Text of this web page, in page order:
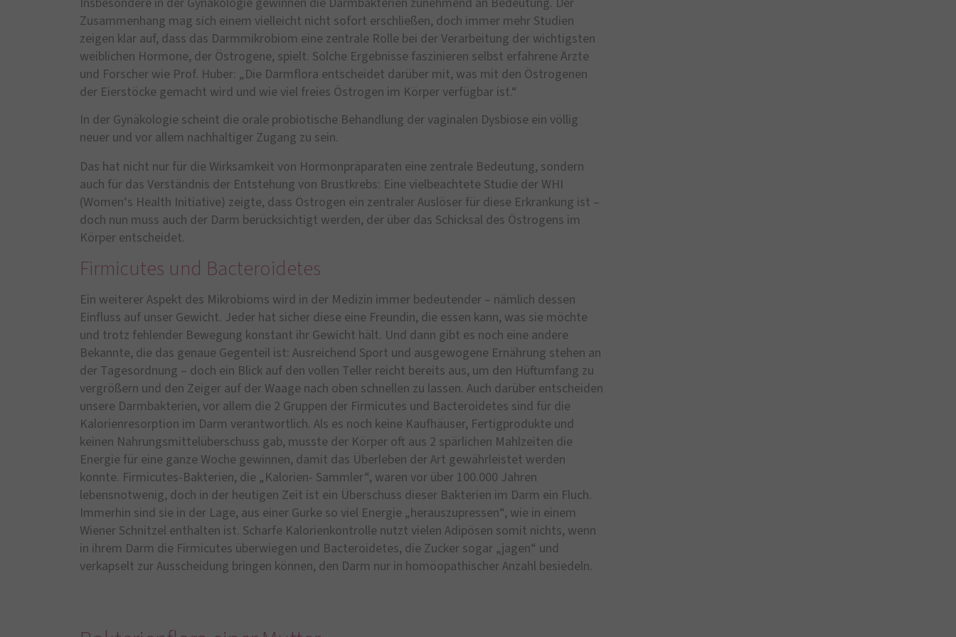
Zusammenhang mag sich einem vielleicht nicht sofort erschließen, doch immer mehr Studien
zeigen klar auf, dass das Darmmikrobiom eine zentrale Rolle bei der Verarbeitung der wichtigsten
weiblichen Hormone, der Östrogene, spielt. Solche Ergebnisse faszinieren selbst erfahrene Ärzte
und Forscher wie Prof. Huber: „Die Darmflora entscheidet darüber mit, was mit den Östrogenen
der Eierstöcke gemacht wird und wie viel freies Östrogen im Körper verfügbar ist.“
In der Gynäkologie scheint die orale probiotische Behandlung der vaginalen Dysbiose ein völlig
neuer und vor allem nachhaltiger Zugang zu sein.
Das hat nicht nur für die Wirksamkeit von Hormonpräparaten eine zentrale Bedeutung, sondern
auch für das Verständnis der Entstehung von Brustkrebs: Eine vielbeachtete Studie der WHI
(Women‘s Health Initiative) zeigte, dass Östrogen ein zentraler Auslöser für diese Erkrankung ist –
doch nun muss auch der Darm berücksichtigt werden, der über das Schicksal des Östrogens im
Körper entscheidet.
Firmicutes und Bacteroidetes
Ein weiterer Aspekt des Mikrobioms wird in der Medizin immer bedeutender – nämlich dessen
Einfluss auf unser Gewicht. Jeder hat sicher diese eine Freundin, die essen kann, was sie möchte
und trotz fehlender Bewegung konstant ihr Gewicht hält. Und dann gibt es noch eine andere
Bekannte, die das genaue Gegenteil ist: Ausreichend Sport und ausgewogene Ernährung stehen an
der Tagesordnung – doch ein Blick auf den vollen Teller reicht bereits aus, um den Hüftumfang zu
vergrößern und den Zeiger auf der Waage nach oben schnellen zu lassen. Auch darüber entscheiden
unsere Darmbakterien, vor allem die 2 Gruppen der Firmicutes und Bacteroidetes sind für die
Kalorienresorption im Darm verantwortlich. Als es noch keine Kaufhäuser, Fertigprodukte und
keinen Nahrungsmittelüberschuss gab, musste der Körper oft aus 2 spärlichen Mahlzeiten die
Energie für eine ganze Woche gewinnen, damit das Überleben der Art gewährleistet werden
konnte. Firmicutes-Bakterien, die „Kalorien- Sammler“, waren vor über 100.000 Jahren
lebensnotwenig, doch in der heutigen Zeit ist ein Überschuss dieser Bakterien im Darm ein Fluch.
Immerhin sind sie in der Lage, aus einer Gurke so viel Energie „herauszupressen“, wie in einem
Wiener Schnitzel enthalten ist. Scharfe Kalorienkontrolle nutzt vielen Adipösen somit nichts, wenn
in ihrem Darm die Firmicutes überwiegen und Bacteroidetes, die Zucker sogar „jagen“ und
verkapselt zur Ausscheidung bringen können, den Darm nur in homöopathischer Anzahl besiedeln.